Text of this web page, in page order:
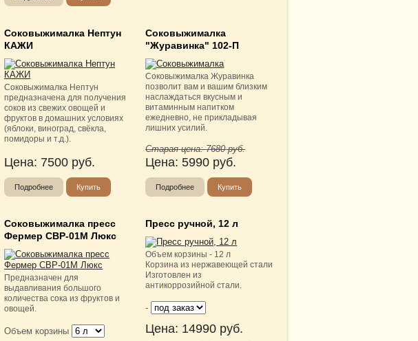
Соковыжималка Нептун
КАЖИ
Соковыжималка Нептун
предназначена для получения
соков из свежих овощей и
фруктов в домашних условиях
(яблоки, виноград, свёкла,
помидоры и т.д.).
Цена: 7500 руб.
Подробнее Купить
Соковыжималка
"Журавинка" 102-П
Соковыжималка Журавинка
позволит вам и вашим близким
наслаждаться вкусным и
витаминным напитком
ежедневно, не прикладывая
лишних усилий.
Старая цена:7680руб.
Цена:5990 руб.
Подробнее Купить
Соковыжималка пресс
Фермер СВР-01М Люкс
Предназначен для
выдавливания большого
количества сока из фруктов и
овощей.
Объем корзины
Пресс ручной, 12 л
Объем корзины - 12 л
Корзина из нержавеющей стали
Изготовлен из
антикоррозийной стали.
-
Цена: 14990 руб.